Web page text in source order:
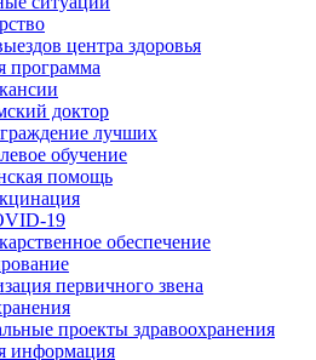
центра здоровья
программа
доктор
лучших
обучение
помощь
19
обеспечение
первичного звена
проекты здравоохранения
информация